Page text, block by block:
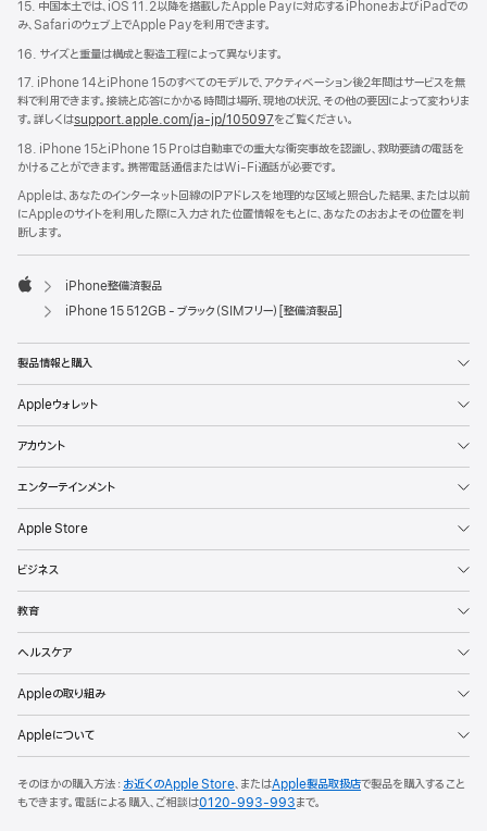
15. 中国本土では、iOS 11.2以降を搭載したApple Payに対応するiPhoneおよびiPadでの
み、Safariのウェブ上でApple Payを利用できます。
16. サイズと重量は構成と製造工程によって異なります。
17. iPhone 14とiPhone 15のすべてのモデルで、アクティベーション後2年間はサービスを無
料で利用できます。接続と応答にかかる時間は場所、現地の状況、その他の要因によって変わりま
す。詳しくはsupport.apple.com/ja-jp/105097をご覧ください。
18. iPhone 15とiPhone 15 Proは自動車での重大な衝突事故を認識し、救助要請の電話を
かけることができます。携帯電話通信またはWi-Fi通話が必要です。
Appleは、あなたのインターネット回線のIPアドレスを地理的な区域と照合した結果、または以前
にAppleのサイトを利用した際に入力された位置情報をもとに、あなたのおおよその位置を判
断します。
Apple
iPhone整備済製品
iPhone 15 512GB - ブラック（SIMフリー）[整備済製品]
製品情報と購入
Appleウォレット
アカウント
エンターテインメント
Apple Store
ビジネス
教育
ヘルスケア
Appleの取り組み
Appleについて
そのほかの購入方法： お近くのApple Store、またはApple製品取扱店で製品を購入すること
もできます。 電話による購入、ご相談は0120-993-993まで。